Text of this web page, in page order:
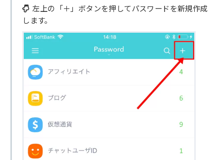
左上の「＋」ボタンを押してパスワードを新規作成
します。